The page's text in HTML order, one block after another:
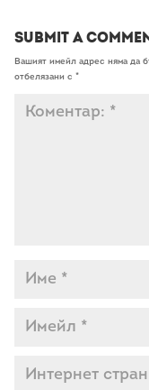
Submit a
Вашият имейл адрес няма да
отбелязани с *